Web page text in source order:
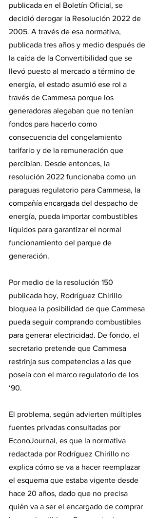
publicada en el Boletín Oficial, se
decidió derogar la Resolución 2022 de
2005. A través de esa normativa,
publicada tres años y medio después de
la caída de la Convertibilidad que se
llevó puesto al mercado a término de
energía, el estado asumió ese rol a
través de Cammesa porque los
generadoras alegaban que no tenían
fondos para hacerlo como
consecuencia del congelamiento
tarifario y de la remuneración que
percibían. Desde entonces, la
resolución 2022 funcionaba como un
paraguas regulatorio para Cammesa, la
compañía encargada del despacho de
energía, pueda importar combustibles
líquidos para garantizar el normal
funcionamiento del parque de
generación.
Por medio de la resolución 150
publicada hoy, Rodríguez Chirillo
bloquea la posibilidad de que Cammesa
pueda seguir comprando combustibles
para generar electricidad. De fondo, el
secretario pretende que Cammesa
restrinja sus competencias a las que
poseía con el marco regulatorio de los
‘90.
El problema, según advierten múltiples
fuentes privadas consultadas por
EconoJournal, es que la normativa
redactada por Rodríguez Chirillo no
explica cómo se va a hacer reemplazar
el esquema que estaba vigente desde
hace 20 años, dado que no precisa
quién va a ser el encargado de comprar